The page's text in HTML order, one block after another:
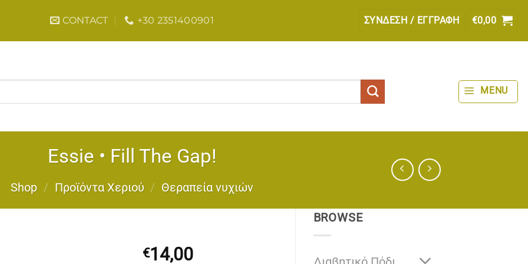
CONTACT +30 2351400901 ΣΎΝΔΕΣΗ / ΕΓΓΡΑΦΉ €0,00
MENU
Essie • Fill The Gap!
Shop / Προϊόντα Χεριού / Θεραπεία νυχιών
BROWSE
€14,00